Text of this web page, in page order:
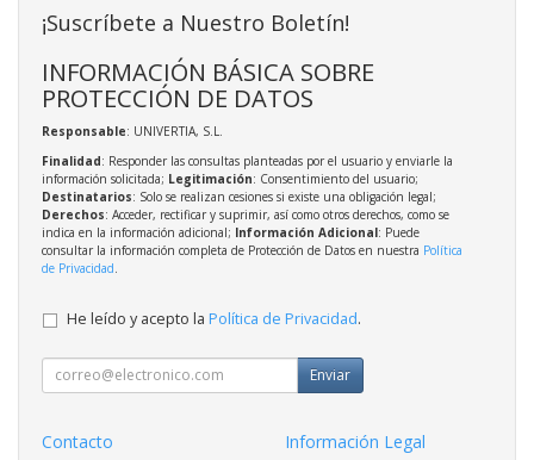
¡Suscríbete a Nuestro Boletín!
INFORMACIÓN BÁSICA SOBRE
PROTECCIÓN DE DATOS
Responsable: UNIVERTIA, S.L.
Finalidad: Responder las consultas planteadas por el usuario y enviarle la
información solicitada; Legitimación: Consentimiento del usuario;
Destinatarios: Solo se realizan cesiones si existe una obligación legal;
Derechos: Acceder, rectificar y suprimir, así como otros derechos, como se
indica en la información adicional; Información Adicional: Puede
consultar la información completa de Protección de Datos en nuestra Política
de Privacidad
He leído y acepto la Política de Privacidad.
Enviar
Contacto
Información Legal